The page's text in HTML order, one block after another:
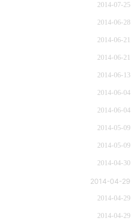
2014-07-25
2014-06-28
2014-06-21
2014-06-21
2014-06-13
2014-06-04
2014-06-04
2014-05-09
2014-05-09
2014-04-30
2014-04-29
2014-04-29
2014-04-29